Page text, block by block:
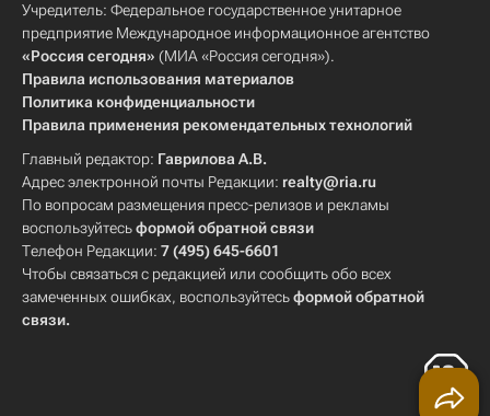
Учредитель: Федеральное государственное унитарное
предприятие Международное информационное агентство
«Россия сегодня» (МИА «Россия сегодня»).
Правила использования материалов
Политика конфиденциальности
Правила применения рекомендательных технологий
Главный редактор: Гаврилова А.В.
Адрес электронной почты Редакции: realty@ria.ru
По вопросам размещения пресс-релизов и рекламы
воспользуйтесьформой обратной связи
Телефон Редакции: 7 (495) 645-6601
Чтобы связаться с редакцией или сообщить обо всех
замеченных ошибках, воспользуйтесьформой обратной
связи.